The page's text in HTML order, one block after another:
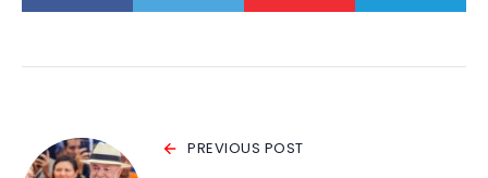
PREVIOUS POST